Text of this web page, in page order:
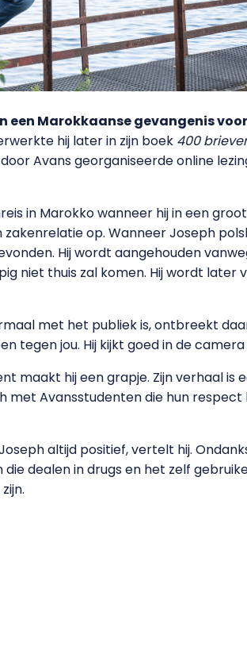
een Marokkaanse gevangenis
hij later in zijn boek 400
Avans georganiseerde online
in Marokko wanneer hij in een
op. Wanneer Joseph
Hij wordt aangehouden
niet thuis zal komen. Hij wordt later
met het publiek is, ontbreekt
tegen jou. Hij kijkt goed in de
maakt hij een grapje. Zijn verhaal is
met Avansstudenten die hun
altijd positief, vertelt hij.
dealen in drugs en het zelf